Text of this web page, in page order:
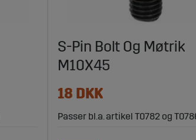
S-Pin Bolt Og Møtrik
M10X45
18 DKK
Passer bl.a. artikel T0782 og